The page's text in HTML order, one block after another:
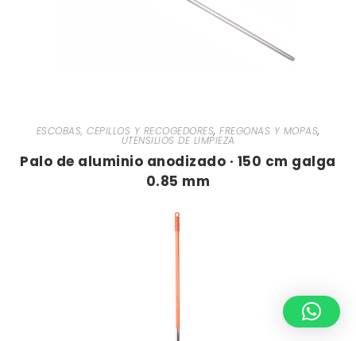
ESCOBAS, CEPILLOS Y RECOGEDORES, FREGONAS Y MOPAS,
UTENSILIOS DE LIMPIEZA
Palo de aluminio anodizado · 150 cm galga
0.85 mm